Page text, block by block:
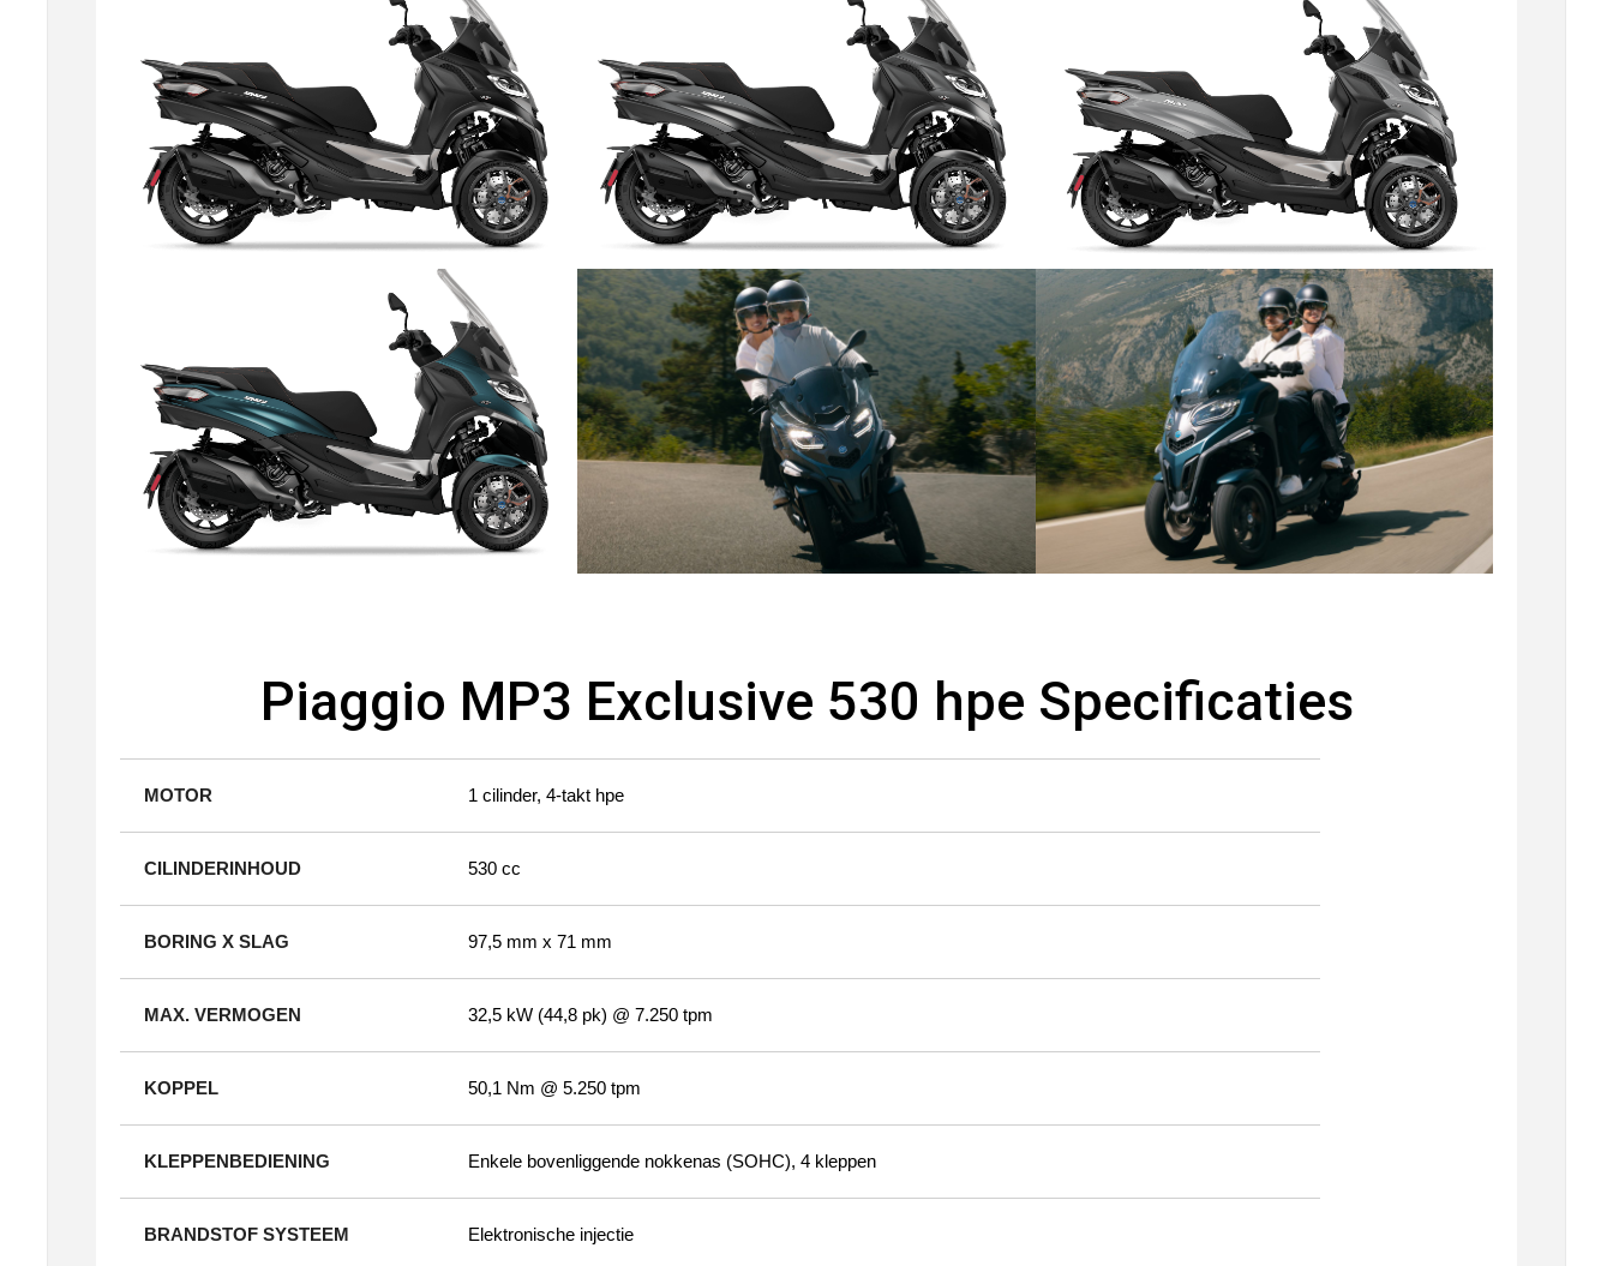
Piaggio MP3 Exclusive 530 hpe Specificaties
MOTOR 1 cilinder, 4-takt hpe
CILINDERINHOUD 530 cc
BORING X SLAG 97,5 mm x 71 mm
MAX. VERMOGEN 32,5 kW (44,8 pk) @ 7.250 tpm
KOPPEL 50,1 Nm @ 5.250 tpm
KLEPPENBEDIENING Enkele bovenliggende nokkenas (SOHC), 4 kleppen
BRANDSTOF SYSTEEM Elektronische injectie